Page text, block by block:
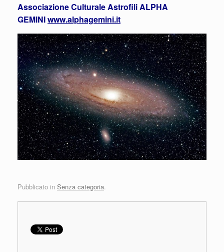
Associazione Culturale Astrofili ALPHA
GEMINIwww.alphagemini.it
Pubblicato in Senza categoria.